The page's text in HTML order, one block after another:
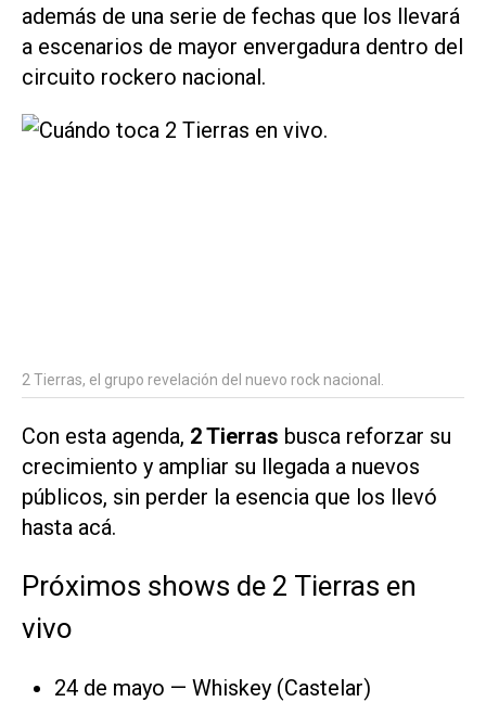
además de una serie de fechas que los llevará
a escenarios de mayor envergadura dentro del
circuito rockero nacional.
2 Tierras, el grupo revelación del nuevo rock nacional.
Con esta agenda, 2 Tierras busca reforzar su
crecimiento y ampliar su llegada a nuevos
públicos, sin perder la esencia que los llevó
hasta acá.
Próximos shows de 2 Tierras en
vivo
24 de mayo — Whiskey (Castelar)